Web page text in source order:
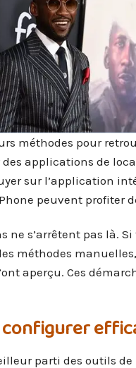
méthodes pour
applications de
sur l’application
peuvent profiter
ne s’arrêtent pas là.
méthodes
aperçu. Ces
parti des outils